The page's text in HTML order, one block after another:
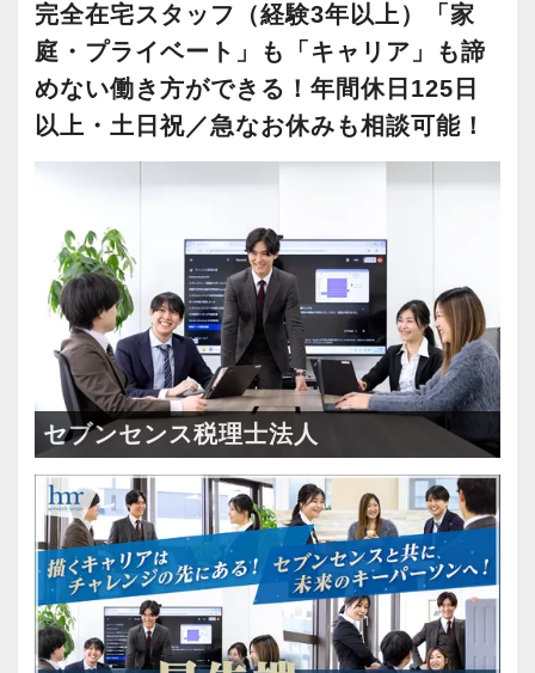
完全在宅スタッフ（経験3年以上）「家
庭・プライベート」も「キャリア」も諦
めない働き方ができる！年間休日125日
以上・土日祝／急なお休みも相談可能！
セブンセンス税理士法人